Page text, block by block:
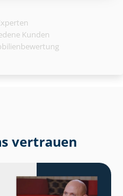
Kunden
vertrauen